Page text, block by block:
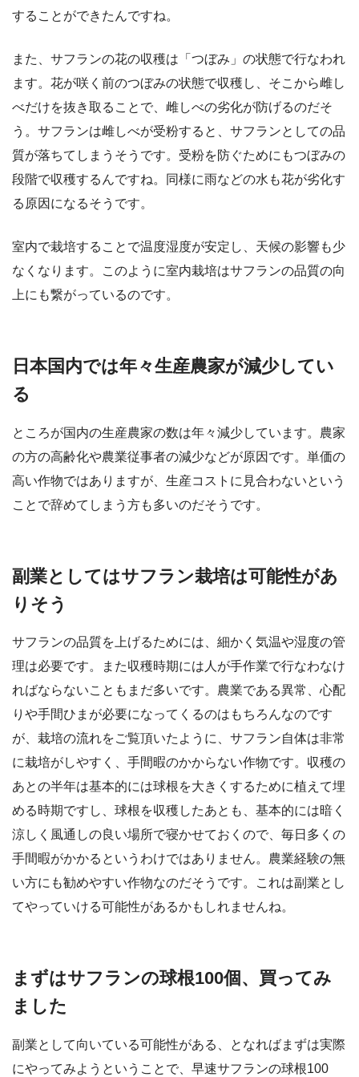
することができたんですね。
また、サフランの花の収穫は「つぼみ」の状態で行なわれ
ます。花が咲く前のつぼみの状態で収穫し、そこから雌し
べだけを抜き取ることで、雌しべの劣化が防げるのだそ
う。サフランは雌しべが受粉すると、サフランとしての品
質が落ちてしまうそうです。受粉を防ぐためにもつぼみの
段階で収穫するんですね。同様に雨などの水も花が劣化す
る原因になるそうです。
室内で栽培することで温度湿度が安定し、天候の影響も少
なくなります。このように室内栽培はサフランの品質の向
上にも繋がっているのです。
日本国内では年々生産農家が減少してい
る
ところが国内の生産農家の数は年々減少しています。農家
の方の高齢化や農業従事者の減少などが原因です。単価の
高い作物ではありますが、生産コストに見合わないという
ことで辞めてしまう方も多いのだそうです。
副業としてはサフラン栽培は可能性があ
りそう
サフランの品質を上げるためには、細かく気温や湿度の管
理は必要です。また収穫時期には人が手作業で行なわなけ
ればならないこともまだ多いです。農業である異常、心配
りや手間ひまが必要になってくるのはもちろんなのです
が、栽培の流れをご覧頂いたように、サフラン自体は非常
に栽培がしやすく、手間暇のかからない作物です。収穫の
あとの半年は基本的には球根を大きくするために植えて埋
める時期ですし、球根を収穫したあとも、基本的には暗く
涼しく風通しの良い場所で寝かせておくので、毎日多くの
手間暇がかかるというわけではありません。農業経験の無
い方にも勧めやすい作物なのだそうです。これは副業とし
てやっていける可能性があるかもしれませんね。
まずはサフランの球根100個、買ってみ
ました
副業として向いている可能性がある、となればまずは実際
にやってみようということで、早速サフランの球根100